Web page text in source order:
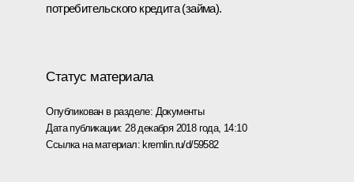
потребительского кредита (займа).
Статус материала
Опубликован в разделе: Документы
Дата публикации: 28 декабря 2018 года, 14:10
Ссылка на материал: kremlin.ru/d/59582